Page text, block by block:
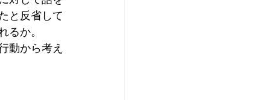
と反省して
るか。
動から考え